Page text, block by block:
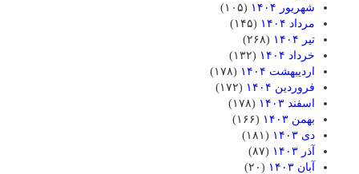
شهریور ۱۴۰۴
(۱۰۵)
مرداد ۱۴۰۴
(۱۴۵)
تیر ۱۴۰۴
(۲۶۸)
خرداد ۱۴۰۴
(۱۳۲)
اردیبهشت ۱۴۰۴
(۱۷۸)
فروردین ۱۴۰۴
(۱۷۲)
اسفند ۱۴۰۳
(۱۷۸)
بهمن ۱۴۰۳
(۱۶۶)
دی ۱۴۰۳
(۱۸۱)
آذر ۱۴۰۳
(۸۷)
آبان ۱۴۰۳
(۲۰)